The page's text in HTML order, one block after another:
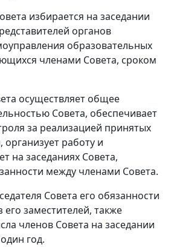
избирается на заседании
органов
образовательных
членами Совета, сроком
осуществляет общее
Совета, обеспечивает
за реализацией принятых
работу и
на заседаниях Совета,
между членами Совета.
Совета его обязанности
его заместителей, также
членов Совета на заседании
год.